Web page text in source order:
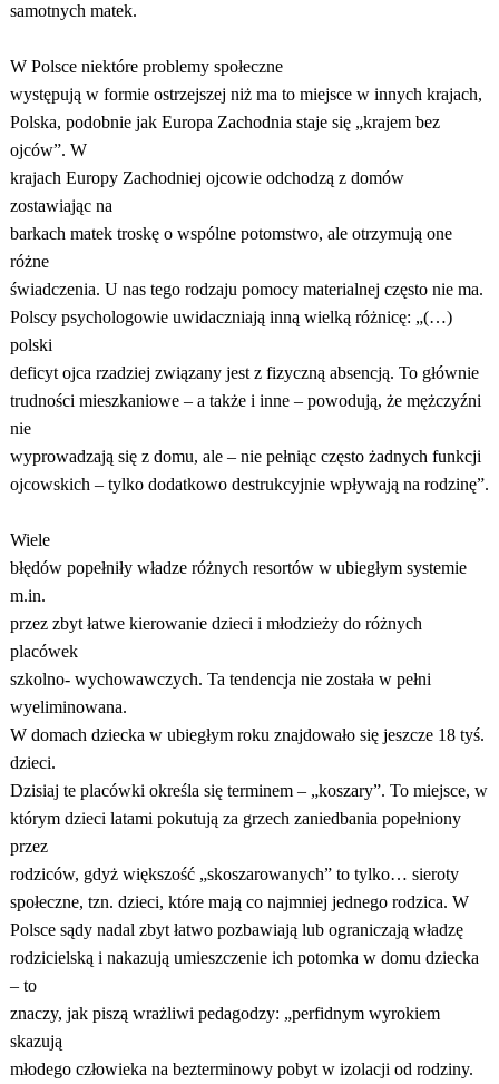
samotnych matek.
W Polsce niektóre problemy społeczne
występują w formie ostrzejszej niż ma to miejsce w innych krajach,
Polska, podobnie jak Europa Zachodnia staje się „krajem bez
ojców”. W
krajach Europy Zachodniej ojcowie odchodzą z domów
zostawiając na
barkach matek troskę o wspólne potomstwo, ale otrzymują one
różne
świadczenia. U nas tego rodzaju pomocy materialnej często nie ma.
Polscy psychologowie uwidaczniają inną wielką różnicę: „(…)
polski
deficyt ojca rzadziej związany jest z fizyczną absencją. To głównie
trudności mieszkaniowe – a także i inne – powodują, że mężczyźni
nie
wyprowadzają się z domu, ale – nie pełniąc często żadnych funkcji
ojcowskich – tylko dodatkowo destrukcyjnie wpływają na rodzinę”.
Wiele
błędów popełniły władze różnych resortów w ubiegłym systemie
m.in.
przez zbyt łatwe kierowanie dzieci i młodzieży do różnych
placówek
szkolno- wychowawczych. Ta tendencja nie została w pełni
wyeliminowana.
W domach dziecka w ubiegłym roku znajdowało się jeszcze 18 tyś.
dzieci.
Dzisiaj te placówki określa się terminem – „koszary”. To miejsce, w
którym dzieci latami pokutują za grzech zaniedbania popełniony
przez
rodziców, gdyż większość „skoszarowanych” to tylko… sieroty
społeczne, tzn. dzieci, które mają co najmniej jednego rodzica. W
Polsce sądy nadal zbyt łatwo pozbawiają lub ograniczają władzę
rodzicielską i nakazują umieszczenie ich potomka w domu dziecka
– to
znaczy, jak piszą wrażliwi pedagodzy: „perfidnym wyrokiem
skazują
młodego człowieka na bezterminowy pobyt w izolacji od rodziny.